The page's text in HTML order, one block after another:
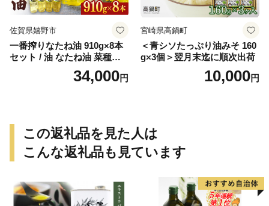
佐賀県嬉野市
一番搾りなたね油 910g×8本
セット / 油 なたね油 菜種油
ナタネ【山下製油】 [NBE00
34,000円
宮崎県高鍋町
＜青シソたっぷり油みそ 160
g×3個＞翌月末迄に順次出荷
10,000円
この返礼品を見た人は
こんな返礼品も見ています